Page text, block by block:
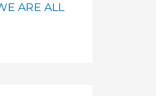
ARE ALL